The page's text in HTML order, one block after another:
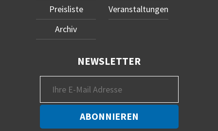
Preisliste
Archiv
Veranstaltungen
NEWSLETTER